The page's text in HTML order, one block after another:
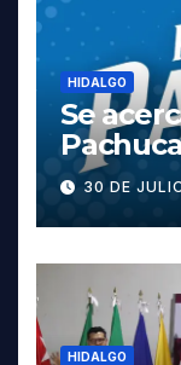
HIDALGO
Se
fechas
30 DE
HIDALGO